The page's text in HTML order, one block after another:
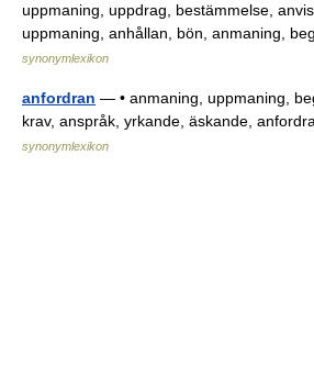
uppmaning, uppdrag, bestämmelse,
uppmaning, anhållan, bön, anmaning,
synonymlexikon
anfordran — • anmaning, uppmaning,
krav, anspråk, yrkande, äskande,
synonymlexikon